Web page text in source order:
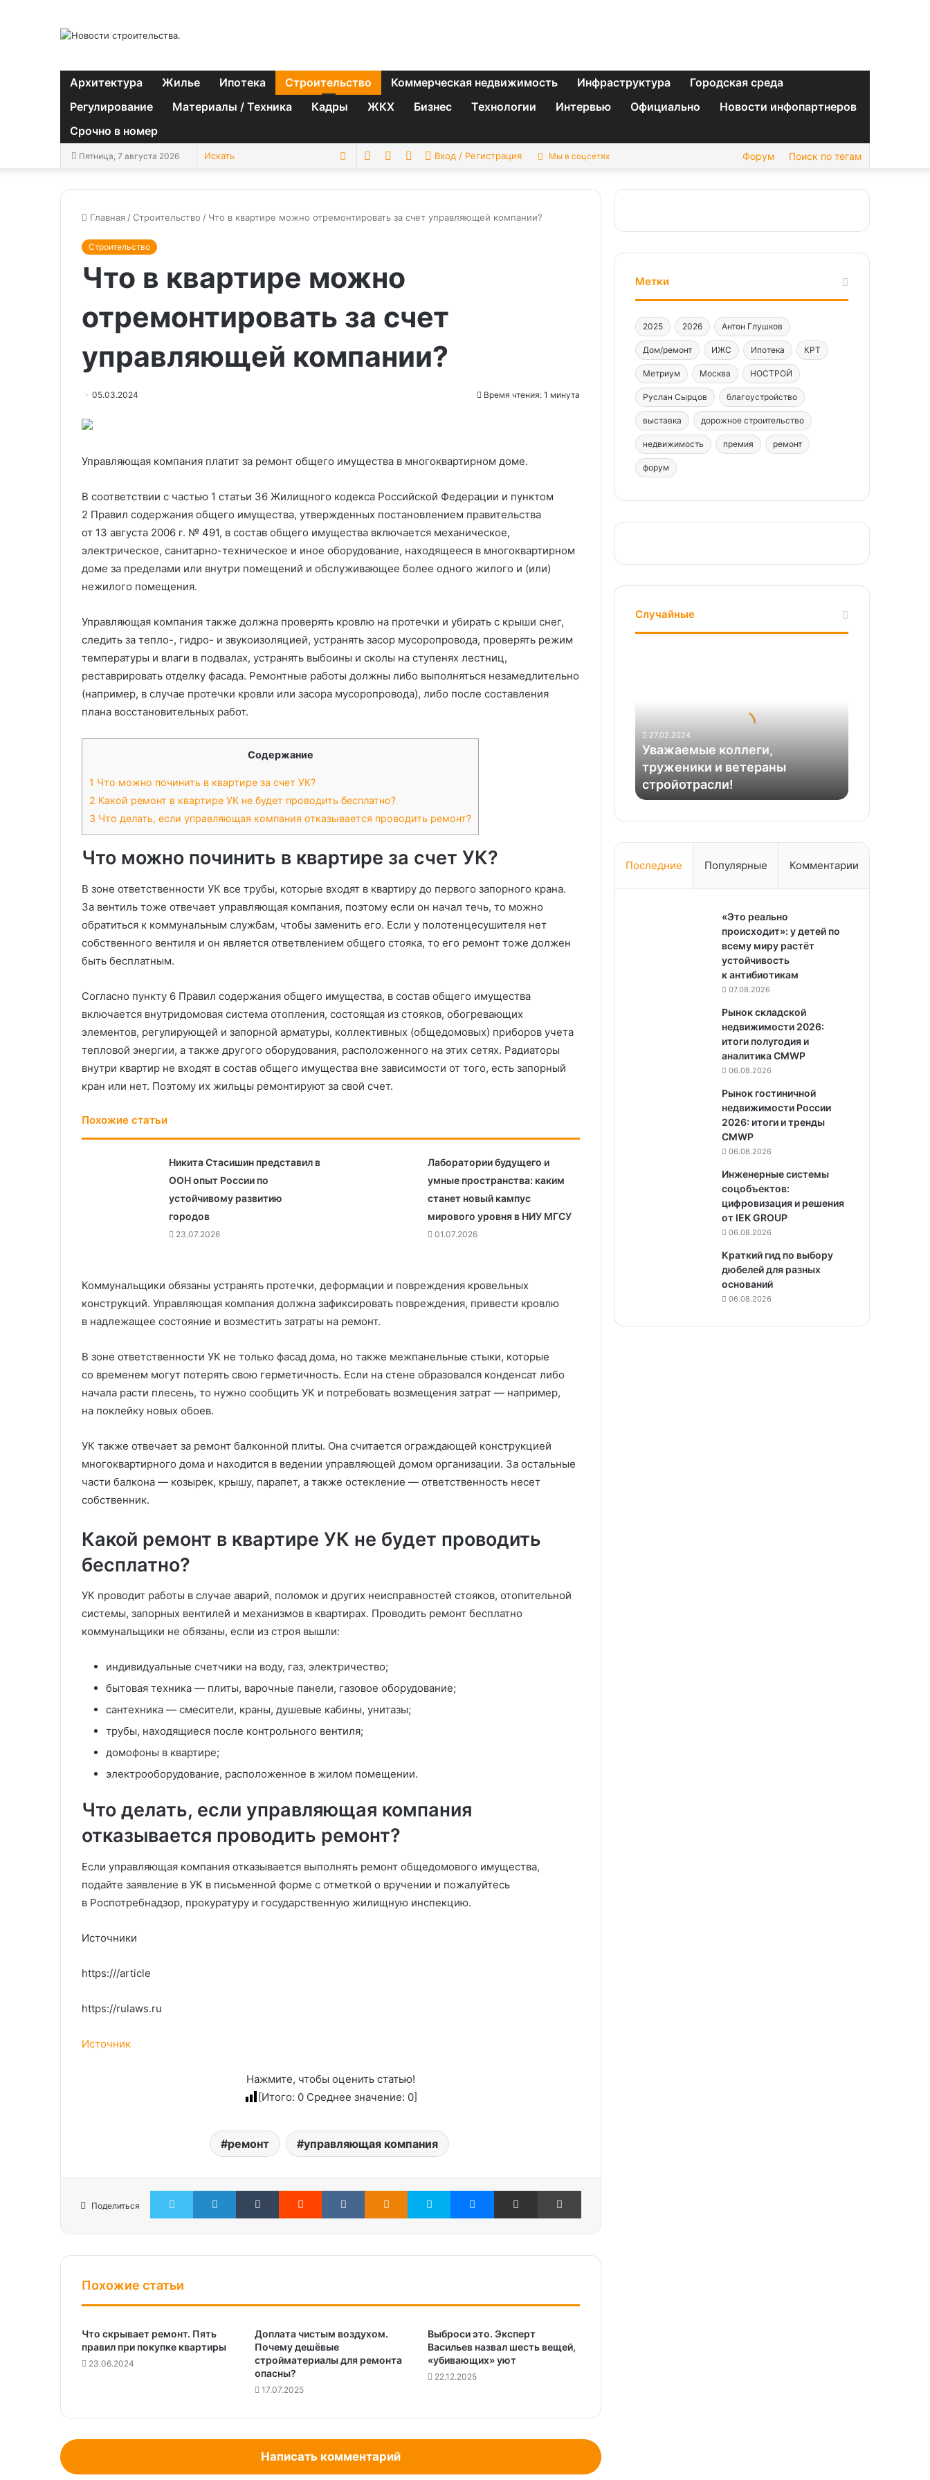
Архитектура Жилье Ипотека Строительство Коммерческая недвижимость Инфраструктура
Городская среда
Регулирование
Материалы / Техника Кадры ЖКХ Бизнес Технологии Интервью Официально
Новости инфопартнеров
Срочно в номер
Пятница, 7 августа 2026 Искать SwitchSidebarСлучайная
Вход / Регистрация Мы в соцсетях Форум Поиск по тегам
Главная /Строительство / Что в квартире можно отремонтировать за счет управляющей компании?
Строительство
Что в квартире можно
отремонтировать за счет
управляющей компании?
05.03.2024 Время чтения: 1 минута
Управляющая компания платит за ремонт общего имущества в многоквартирном доме.
В соответствии с частью 1 статьи 36 Жилищного кодекса Российской Федерации и пунктом
2 Правил содержания общего имущества, утвержденных постановлением правительства
от 13 августа 2006 г. № 491, в состав общего имущества включается механическое,
электрическое, санитарно-техническое и иное оборудование, находящееся в многоквартирном
доме за пределами или внутри помещений и обслуживающее более одного жилого и (или)
нежилого помещения.
Управляющая компания также должна проверять кровлю на протечки и убирать с крыши снег,
следить за тепло-, гидро- и звукоизоляцией, устранять засор мусоропровода, проверять режим
температуры и влаги в подвалах, устранять выбоины и сколы на ступенях лестниц,
реставрировать отделку фасада. Ремонтные работы должны либо выполняться незамедлительно
(например, в случае протечки кровли или засора мусоропровода), либо после составления
плана восстановительных работ.
Содержание
1 Что можно починить в квартире за счет УК?
2 Какой ремонт в квартире УК не будет проводить бесплатно?
3 ​Что делать, если управляющая компания отказывается проводить ремонт?
Что можно починить в квартире за счет УК?
В зоне ответственности УК все трубы, которые входят в квартиру до первого запорного крана.
За вентиль тоже отвечает управляющая компания, поэтому если он начал течь, то можно
обратиться к коммунальным службам, чтобы заменить его. Если у полотенцесушителя нет
собственного вентиля и он является ответвлением общего стояка, то его ремонт тоже должен
быть бесплатным.
Согласно пункту 6 Правил содержания общего имущества, в состав общего имущества
включается внутридомовая система отопления, состоящая из стояков, обогревающих
элементов, регулирующей и запорной арматуры, коллективных (общедомовых) приборов учета
тепловой энергии, а также другого оборудования, расположенного на этих сетях. Радиаторы
внутри квартир не входят в состав общего имущества вне зависимости от того, есть запорный
кран или нет. Поэтому их жильцы ремонтируют за свой счет.
Похожие статьи
Никита Стасишин представил в
ООН опыт России по
устойчивому развитию
городов
23.07.2026
Лаборатории будущего и
умные пространства: каким
станет новый кампус
мирового уровня в НИУ МГСУ
01.07.2026
Коммунальщики обязаны устранять протечки, деформации и повреждения кровельных
конструкций. Управляющая компания должна зафиксировать повреждения, привести кровлю
в надлежащее состояние и возместить затраты на ремонт.
В зоне ответственности УК не только фасад дома, но также межпанельные стыки, которые
со временем могут потерять свою герметичность. Если на стене образовался конденсат либо
начала расти плесень, то нужно сообщить УК и потребовать возмещения затрат — например,
на поклейку новых обоев.
УК также отвечает за ремонт балконной плиты. Она считается ограждающей конструкцией
многоквартирного дома и находится в ведении управляющей домом организации. За остальные
части балкона — козырек, крышу, парапет, а также остекление — ответственность несет
собственник.
Какой ремонт в квартире УК не будет проводить
бесплатно?
УК проводит работы в случае аварий, поломок и других неисправностей стояков, отопительной
системы, запорных вентилей и механизмов в квартирах. Проводить ремонт бесплатно
коммунальщики не обязаны, если из строя вышли:
индивидуальные счетчики на воду, газ, электричество;
бытовая техника — плиты, варочные панели, газовое оборудование;
сантехника — смесители, краны, душевые кабины, унитазы;
трубы, находящиеся после контрольного вентиля;
домофоны в квартире;
электрооборудование, расположенное в жилом помещении.
Что делать, если управляющая компания
отказывается проводить ремонт?
Если управляющая компания отказывается выполнять ремонт общедомового имущества,
подайте заявление в УК в письменной форме с отметкой о вручении и пожалуйтесь
в Роспотребнадзор, прокуратуру и государственную жилищную инспекцию.
Источники
https:///article
https://rulaws.ru
Источник
Нажмите, чтобы оценить статью!
[Итого: 0 Среднее значение: 0]
ремонт управляющая компания
Поделиться
Twitter LinkedIn Tumblr Reddit ВконтактеОдноклассники
Skype MessengerПоделиться через электронную почту Печатать
Похожие статьи
Что скрывает ремонт. Пять
правил при покупке квартиры
23.06.2024
Доплата чистым воздухом.
Почему дешёвые
стройматериалы для ремонта
опасны?
17.07.2025
Выброси это. Эксперт
Васильев назвал шесть вещей,
«убивающих» уют
22.12.2025
Написать комментарий
Метки
2025 2026 Антон Глушков
Дом/ремонт ИЖС Ипотека КРТ
Метриум Москва НОСТРОЙ
Руслан Сырцов благоустройство
выставка дорожное строительство
недвижимость премия ремонт
форум
Случайные
27.02.2024
Уважаемые коллеги,
труженики и ветераны
стройотрасли!
Последние Популярные Комментарии
«Это реально
происходит»: у детей по
всему миру растёт
устойчивость
к антибиотикам
07.08.2026
Рынок складской
недвижимости 2026:
итоги полугодия и
аналитика CMWP
06.08.2026
Рынок гостиничной
недвижимости России
2026: итоги и тренды
CMWP
06.08.2026
Инженерные системы
соцобъектов:
цифровизация и решения
от IEK GROUP
06.08.2026
Краткий гид по выбору
дюбелей для разных
оснований
06.08.2026